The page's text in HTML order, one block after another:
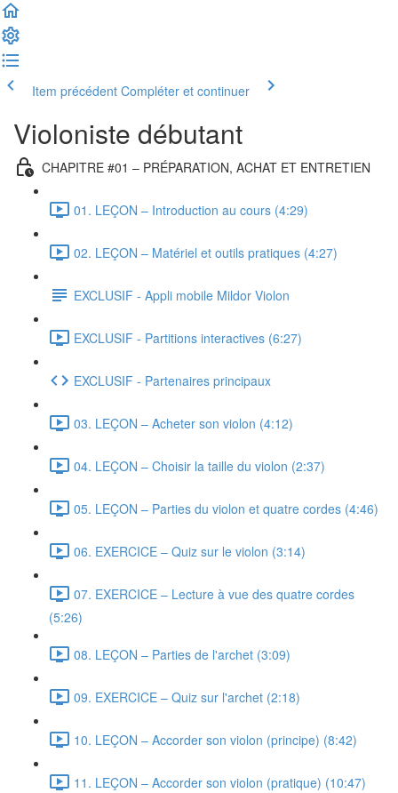
Item précédent Compléter et continuer
Violoniste débutant
CHAPITRE #01 – PRÉPARATION, ACHAT ET ENTRETIEN
01. LEÇON – Introduction au cours (4:29)
02. LEÇON – Matériel et outils pratiques (4:27)
EXCLUSIF - Appli mobile Mildor Violon
EXCLUSIF - Partitions interactives (6:27)
EXCLUSIF - Partenaires principaux
03. LEÇON – Acheter son violon (4:12)
04. LEÇON – Choisir la taille du violon (2:37)
05. LEÇON – Parties du violon et quatre cordes (4:46)
06. EXERCICE – Quiz sur le violon (3:14)
07. EXERCICE – Lecture à vue des quatre cordes
(5:26)
08. LEÇON – Parties de l'archet (3:09)
09. EXERCICE – Quiz sur l'archet (2:18)
10. LEÇON – Accorder son violon (principe) (8:42)
11. LEÇON – Accorder son violon (pratique) (10:47)